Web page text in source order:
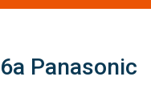
Panasonic